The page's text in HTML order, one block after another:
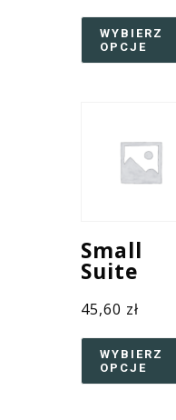
WYBIERZ
OPCJE
Small
Suite
45,60 zł
WYBIERZ
OPCJE